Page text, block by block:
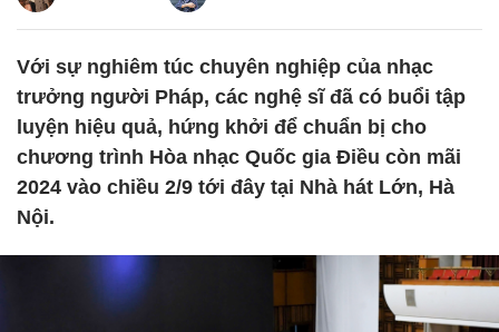
Với sự nghiêm túc chuyên nghiệp của nhạc
trưởng người Pháp, các nghệ sĩ đã có buổi tập
luyện hiệu quả, hứng khởi để chuẩn bị cho
chương trình Hòa nhạc Quốc gia Điều còn mãi
2024 vào chiều 2/9 tới đây tại Nhà hát Lớn, Hà
Nội.